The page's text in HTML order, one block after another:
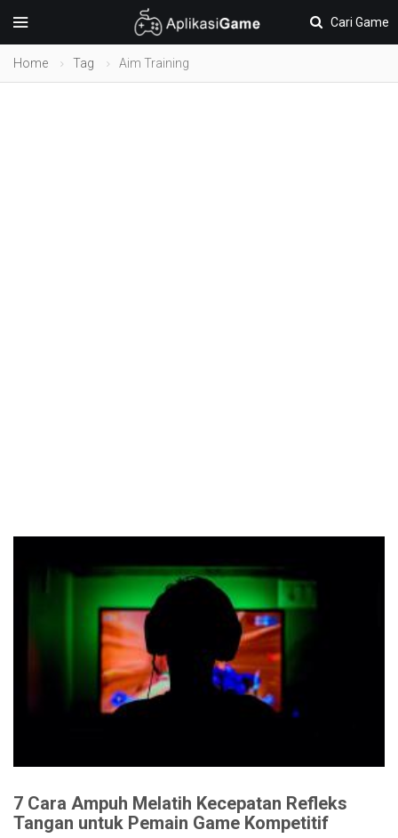
Cari Game
Home Tag Aim Training
7 Cara Ampuh Melatih Kecepatan Refleks
Tangan untuk Pemain Game Kompetitif